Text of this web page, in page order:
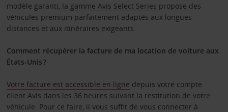
modèle garanti, la gamme Avis Select Series propose des
véhicules premium parfaitement adaptés aux longues
distances et aux itinéraires exigeants.
Comment récupérer la facture de ma location de voiture aux
États-Unis ?
Votre facture est accessible en ligne depuis votre compte
client Avis dans les 36 heures suivant la restitution de votre
véhicule. Pour ce faire, il vous suffit de vous connecter à